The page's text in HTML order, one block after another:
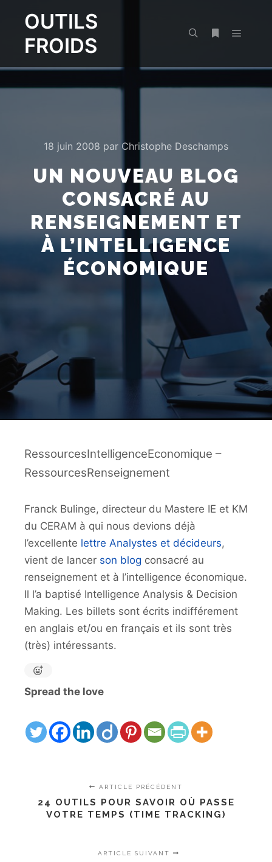
OUTILS
FROIDS
18 juin 2008 par Christophe Deschamps
UN NOUVEAU BLOG
CONSACRÉ AU
RENSEIGNEMENT ET
À L’INTELLIGENCE
ÉCONOMIQUE
RessourcesIntelligenceEconomique –
RessourcesRenseignement
Franck Bulinge, directeur du Mastere IE et KM
du CERAM à qui nous devions déjà
l’excellente lettre Analystes et décideurs,
vient de lancer son blog consacré au
renseignement et à l’intelligence économique.
Il l’a baptisé Intelligence Analysis & Decision
Making. Les billets sont écrits indifférement
en anglais et/ou en français et ils sont très
(très) intéressants.
Spread the love
ARTICLE PRÉCÉDENT
24 OUTILS POUR SAVOIR OÙ PASSE
VOTRE TEMPS (TIME TRACKING)
ARTICLE SUIVANT